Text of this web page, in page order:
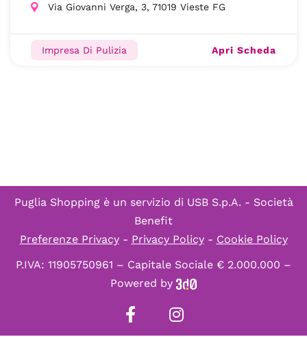
Via Giovanni Verga, 3, 71019 Vieste FG
Impresa Di Pulizia Apri Scheda
Puglia Shopping è un servizio di USB S.p.A. - Società
Benefit
Preferenze Privacy- Privacy Policy- Cookie Policy
P.IVA: 11905750961 – Capitale Sociale € 2.000.000 –
Powered by